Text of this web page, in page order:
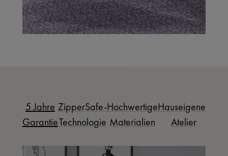
5 Jahre
Garantie
ZipperSafe-
Technologie
Hochwertige
Materialien
Hauseigenes
Atelier